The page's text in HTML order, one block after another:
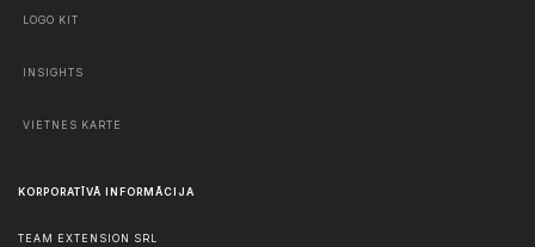
LOGO KIT
INSIGHTS
VIETNES KARTE
KORPORATĪVĀ INFORMĀCIJA
TEAM EXTENSION SRL